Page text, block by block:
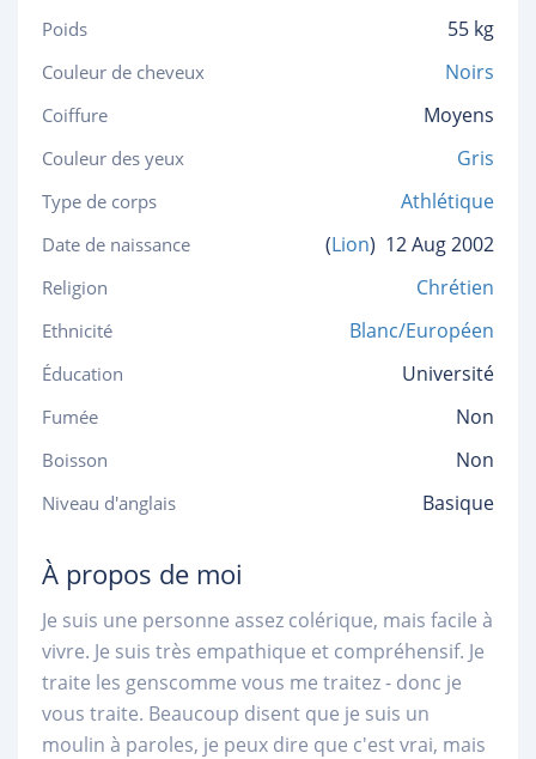
Poids 55 kg
Couleur de cheveux Noirs
Coiffure Moyens
Couleur des yeux Gris
Type de corps Athlétique
Date de naissance (Lion) 12 Aug 2002
Religion Chrétien
Ethnicité Blanc/Européen
Éducation Université
Fumée Non
Boisson Non
Niveau d'anglais Basique
À propos de moi
Je suis une personne assez colérique, mais facile à
vivre. Je suis très empathique et compréhensif. Je
traite les genscomme vous me traitez - donc je
vous traite. Beaucoup disent que je suis un
moulin à paroles, je peux dire que c'est vrai, mais